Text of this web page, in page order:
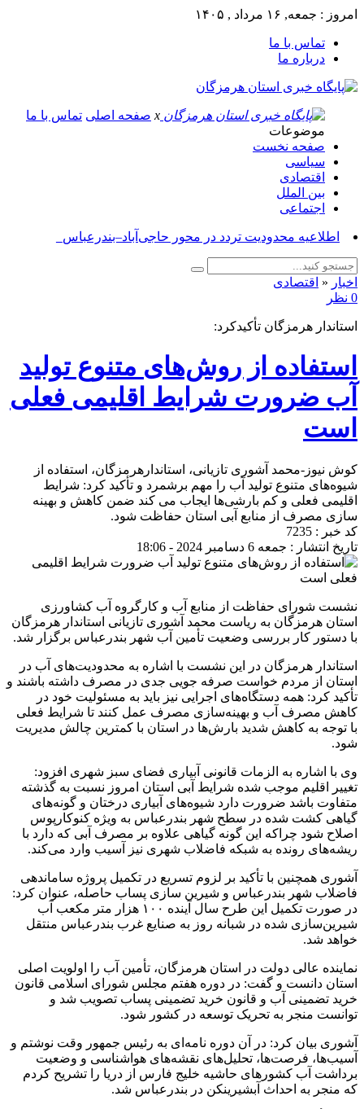
امروز : جمعه, ۱۶ مرداد , ۱۴۰۵
تماس با ما
درباره ما
x صفحه اصلی تماس با ما
موضوعات
صفحه نخست
سیاسی
اقتصادی
بین الملل
اجتماعی
آسوش_
اخبار « اقتصادی
0 نظر
استاندار هرمزگان تأکیدکرد:
استفاده از روش‌های متنوع تولید
آب ضرورت شرایط اقلیمی فعلی
است
کوش نیوز-محمد آشوری تازیانی، استاندارهرمزگان، استفاده از
شیوه‌های متنوع تولید آب را مهم برشمرد و تأکید کرد: شرایط
اقلیمی فعلی و کم بارشی‌ها ایجاب می کند ضمن کاهش و بهینه
سازی مصرف از منابع آبی استان حفاظت شود.
کد خبر : 7235
تاریخ انتشار : جمعه 6 دسامبر 2024 - 18:06
نشست شورای حفاظت از منابع آب و کارگروه آب کشاورزی
استان هرمزگان به ریاست محمد آشوری تازیانی استاندار هرمزگان
با دستور کار بررسی وضعیت تأمین آب شهر بندرعباس برگزار شد.
استاندار هرمزگان در این نشست با اشاره به محدودیت‌های آب در
استان از مردم خواست صرفه جویی جدی در مصرف داشته باشند و
تأکید کرد: همه دستگاه‌های اجرایی نیز باید به مسئولیت خود در
کاهش مصرف آب و بهینه‌سازی مصرف عمل کنند تا شرایط فعلی
با توجه به کاهش شدید بارش‌ها در استان با کمترین چالش مدیریت
شود.
وی با اشاره به الزمات قانونی آبیاری فضای سبز شهری افزود:
تغییر اقلیم موجب شده شرایط آبی استان امروز نسبت به گذشته
متفاوت باشد ضرورت دارد شیوه‌های آبیاری درختان و گونه‌های
گیاهی کشت شده در سطح شهر بندرعباس به ویژه کنوکارپوس
اصلاح شود چراکه این گونه گیاهی علاوه بر مصرف آبی که دارد با
ریشه‌های رونده به شبکه فاضلاب شهری نیز آسیب وارد می‌کند.
آشوری همچنین با تأکید بر لزوم تسریع در تکمیل پروژه ساماندهی
فاضلاب شهر بندرعباس و شیرین سازی پساب حاصله، عنوان کرد:
در صورت تکمیل این طرح سال آینده ۱۰۰ هزار متر مکعب آب
شیرین‌سازی شده در شبانه روز به صنایع غرب بندرعباس منتقل
خواهد شد.
نماینده عالی دولت در استان هرمزگان، تأمین آب را اولویت اصلی
استان دانست و گفت: در دوره هفتم مجلس شورای اسلامی قانون
خرید تضمینی آب و قانون خرید تضمینی پساب تصویب شد و
توانست منجر به تحریک توسعه در کشور شود.
آشوری بیان کرد: در آن دوره نامه‌ای به رئیس جمهور وقت نوشتم و
آسیب‌ها، فرصت‌ها، تحلیل‌های نقشه‌های هواشناسی و وضعیت
برداشت آب کشورهای حاشیه خلیج فارس از دریا را تشریح کردم
که منجر به احداث آبشیرینکن در بندرعباس شد.